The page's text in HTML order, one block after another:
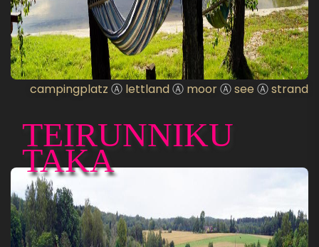
campingplatz Ⓐ lettlandⒶ moorⒶsee Ⓐstrand
TEIRUNNIKU
TAKA